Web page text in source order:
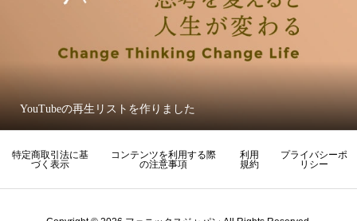
YouTubeの再生リストを作りました
特定商取引法に基
づく表示
コンテンツを利用する際
の注意事項
利用
規約
プライバシーポ
リシー